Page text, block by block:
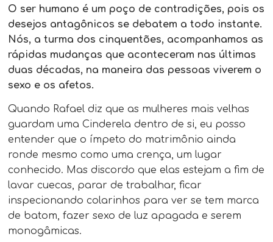
O ser humano é um poço de contradições, pois os
desejos antagônicos se debatem a todo instante.
Nós, a turma dos cinquentões, acompanhamos as
rápidas mudanças que aconteceram nas últimas
duas décadas, na maneira das pessoas viverem o
sexo e os afetos.
Quando Rafael diz que as mulheres mais velhas
guardam uma Cinderela dentro de si, eu posso
entender que o ímpeto do matrimônio ainda
ronde mesmo como uma crença, um lugar
conhecido. Mas discordo que elas estejam a fim de
lavar cuecas, parar de trabalhar, ficar
inspecionando colarinhos para ver se tem marca
de batom, fazer sexo de luz apagada e serem
monogâmicas.